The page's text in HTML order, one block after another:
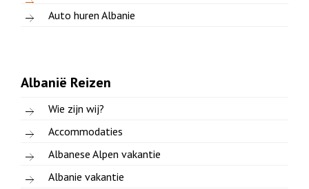
Auto huren Albanie
Albanië Reizen
Wie zijn wij?
Accommodaties
Albanese Alpen vakantie
Albanie vakantie